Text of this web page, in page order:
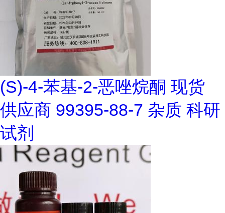
(S)-4-苯基-2-恶唑烷酮 现货
供应商 99395-88-7 杂质 科研
试剂